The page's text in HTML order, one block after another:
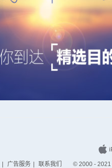
广告服务 联系我们 © 2000 - 2021